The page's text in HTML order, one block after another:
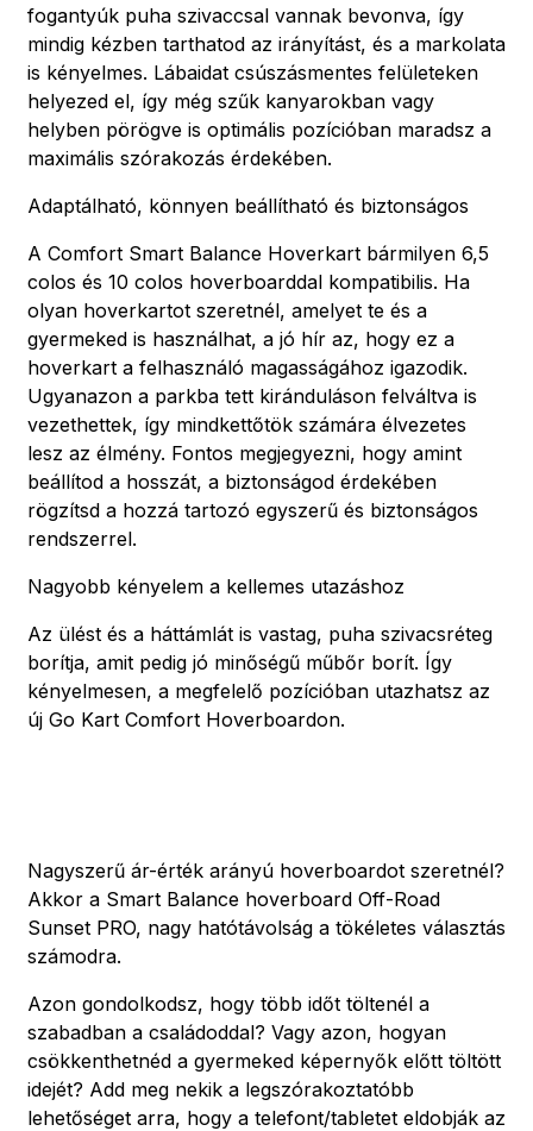
fogantyúk puha szivaccsal vannak bevonva, így
mindig kézben tarthatod az irányítást, és a markolata
is kényelmes. Lábaidat csúszásmentes felületeken
helyezed el, így még szűk kanyarokban vagy
helyben pörögve is optimális pozícióban maradsz a
maximális szórakozás érdekében.
Adaptálható, könnyen beállítható és biztonságos
A Comfort Smart Balance Hoverkart bármilyen 6,5
colos és 10 colos hoverboarddal kompatibilis. Ha
olyan hoverkartot szeretnél, amelyet te és a
gyermeked is használhat, a jó hír az, hogy ez a
hoverkart a felhasználó magasságához igazodik.
Ugyanazon a parkba tett kiránduláson felváltva is
vezethettek, így mindkettőtök számára élvezetes
lesz az élmény. Fontos megjegyezni, hogy amint
beállítod a hosszát, a biztonságod érdekében
rögzítsd a hozzá tartozó egyszerű és biztonságos
rendszerrel.
Nagyobb kényelem a kellemes utazáshoz
Az ülést és a háttámlát is vastag, puha szivacsréteg
borítja, amit pedig jó minőségű műbőr borít. Így
kényelmesen, a megfelelő pozícióban utazhatsz az
új Go Kart Comfort Hoverboardon.
Nagyszerű ár-érték arányú hoverboardot szeretnél?
Akkor a Smart Balance hoverboard Off-Road
Sunset PRO, nagy hatótávolság a tökéletes választás
számodra.
Azon gondolkodsz, hogy több időt töltenél a
szabadban a családoddal? Vagy azon, hogyan
csökkenthetnéd a gyermeked képernyők előtt töltött
idejét? Add meg nekik a legszórakoztatóbb
lehetőséget arra, hogy a telefont/tabletet eldobják az